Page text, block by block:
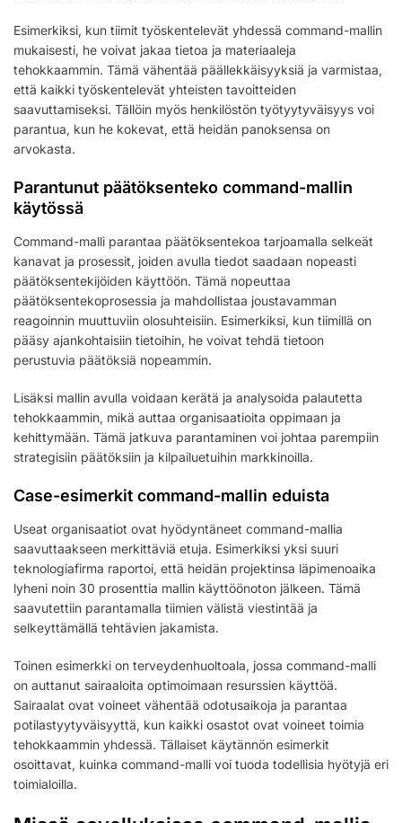
Esimerkiksi, kun tiimit työskentelevät yhdessä command-mallin
mukaisesti, he voivat jakaa tietoa ja materiaaleja
tehokkaammin. Tämä vähentää päällekkäisyyksiä ja varmistaa,
että kaikki työskentelevät yhteisten tavoitteiden
saavuttamiseksi. Tällöin myös henkilöstön työtyytyväisyys voi
parantua, kun he kokevat, että heidän panoksensa on
arvokasta.
Parantunut päätöksenteko command-mallin
käytössä
Command-malli parantaa päätöksentekoa tarjoamalla selkeät
kanavat ja prosessit, joiden avulla tiedot saadaan nopeasti
päätöksentekijöiden käyttöön. Tämä nopeuttaa
päätöksentekoprosessia ja mahdollistaa joustavamman
reagoinnin muuttuviin olosuhteisiin. Esimerkiksi, kun tiimillä on
pääsy ajankohtaisiin tietoihin, he voivat tehdä tietoon
perustuvia päätöksiä nopeammin.
Lisäksi mallin avulla voidaan kerätä ja analysoida palautetta
tehokkaammin, mikä auttaa organisaatioita oppimaan ja
kehittymään. Tämä jatkuva parantaminen voi johtaa parempiin
strategisiin päätöksiin ja kilpailuetuihin markkinoilla.
Case-esimerkit command-mallin eduista
Useat organisaatiot ovat hyödyntäneet command-mallia
saavuttaakseen merkittäviä etuja. Esimerkiksi yksi suuri
teknologiafirma raportoi, että heidän projektinsa läpimenoaika
lyheni noin 30 prosenttia mallin käyttöönoton jälkeen. Tämä
saavutettiin parantamalla tiimien välistä viestintää ja
selkeyttämällä tehtävien jakamista.
Toinen esimerkki on terveydenhuoltoala, jossa command-malli
on auttanut sairaaloita optimoimaan resurssien käyttöä.
Sairaalat ovat voineet vähentää odotusaikoja ja parantaa
potilastyytyväisyyttä, kun kaikki osastot ovat voineet toimia
tehokkaammin yhdessä. Tällaiset käytännön esimerkit
osoittavat, kuinka command-malli voi tuoda todellisia hyötyjä eri
toimialoilla.